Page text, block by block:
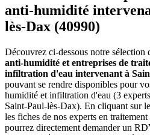
anti-humidité
lès-Dax (40990)
Découvrez ci-dessous notre sélection
anti-humidité et entreprises de
infiltration d'eau intervenant à
pouvant se rendre disponibles pour
humidité et infiltration d'eau (3
Saint-Paul-lès-Dax). En cliquant sur
les fiches de nos experts en
pourrez directement demander un